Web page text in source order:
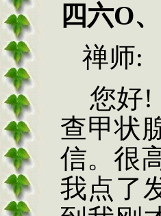
四六O、
禅师:
您好!
查甲状
信。很
我点了